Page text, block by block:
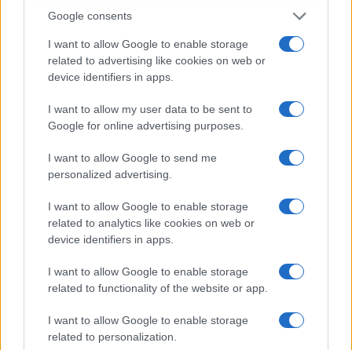
Google consents
I want to allow Google to enable storage
related to advertising like cookies on web or
device identifiers in apps.
I want to allow my user data to be sent to
Google for online advertising purposes.
I want to allow Google to send me
personalized advertising.
I want to allow Google to enable storage
related to analytics like cookies on web or
device identifiers in apps.
I want to allow Google to enable storage
related to functionality of the website or app.
I want to allow Google to enable storage
related to personalization.
F
a
ce
b
o
o
k
T
w
it
te
r
Pi
n
te
re
st
h
at
s
A
p
p
h
a
re
Articolo precedente
NOTIZIE RECENTI
Tre milioni di euro dalla Provincia Gallura per
nuove aule nelle scuole di Olbia
Incidente sulla provinciale 125, paura tra Olbia e
Arzachena
Incidente sulla strada provinciale ad Arzachena,